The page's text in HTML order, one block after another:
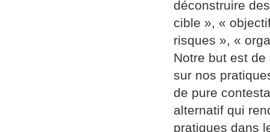
déconstruire
cible », «
risques », «
Notre but est de
sur nos
de pure
alternatif qui
pratiques dans